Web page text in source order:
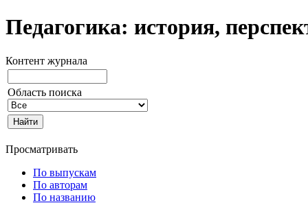
Педагогика: история,
Контент журнала
Область поиска
Просматривать
По выпускам
По авторам
По названию